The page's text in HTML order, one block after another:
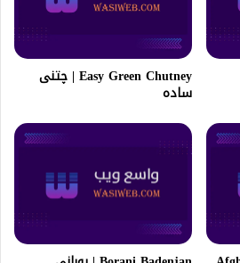
Easy Green Chutney | چتنی
ساده